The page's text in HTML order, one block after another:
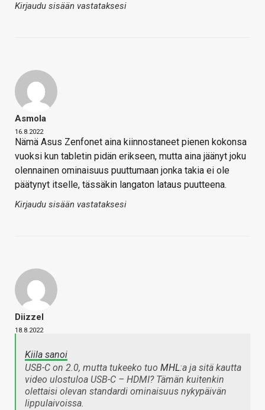
Kirjaudu sisään vastataksesi
Asmola
16.8.2022
Nämä Asus Zenfonet aina kiinnostaneet pienen kokonsa
vuoksi kun tabletin pidän erikseen, mutta aina jäänyt joku
olennainen ominaisuus puuttumaan jonka takia ei ole
päätynyt itselle, tässäkin langaton lataus puutteena.
Kirjaudu sisään vastataksesi
Diizzel
18.8.2022
Kiila sanoi
USB-C on 2.0, mutta tukeeko tuo MHL:a ja sitä kautta
video ulostuloa USB-C – HDMI? Tämän kuitenkin
olettaisi olevan standardi ominaisuus nykypäivän
lippulaivoissa.